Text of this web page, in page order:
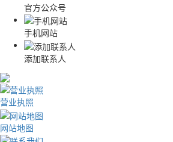
官方公众号
手机网站
添加联系人
营业执照
网站地图